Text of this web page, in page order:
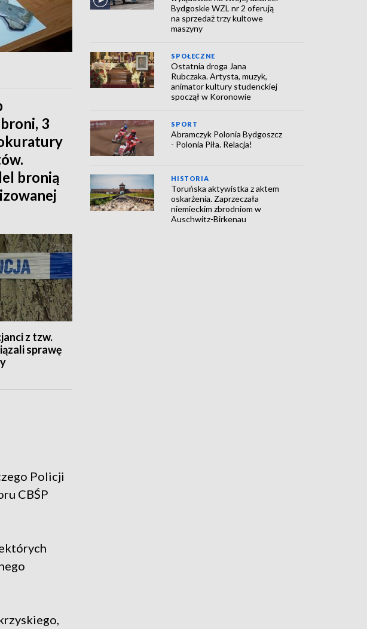
3
bronią
z tzw.
sprawę
Policji
CBŚP
Bydgoskie WZL nr 2 oferują
na sprzedaż trzy kultowe
maszyny
SPOŁECZNE
Ostatnia droga Jana
Rubczaka. Artysta, muzyk,
animator kultury studenckiej
spoczął w Koronowie
SPORT
Abramczyk Polonia Bydgoszcz
- Polonia Piła. Relacja!
HISTORIA
Toruńska aktywistka z aktem
oskarżenia. Zaprzeczała
niemieckim zbrodniom w
Auschwitz-Birkenau